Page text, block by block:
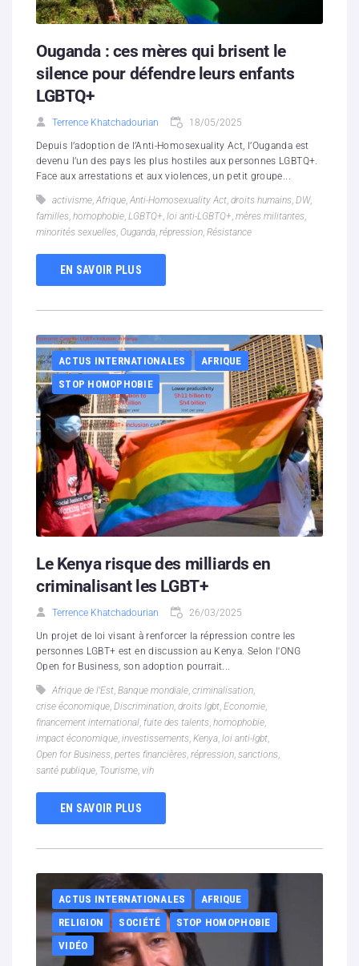
Ouganda : ces mères qui brisent le
silence pour défendre leurs enfants
LGBTQ+
Terrence Khatchadourian 18/05/2025
Depuis l’adoption de l’Anti-Homosexuality Act, l’Ouganda est
devenu l’un des pays les plus hostiles aux personnes LGBTQ+.
Face aux arrestations et aux violences, un petit groupe...
activisme, Afrique, Anti-Homosexuality Act, droits humains, DW,
familles, homophobie, LGBTQ+, loi anti-LGBTQ+, mères militantes,
minorités sexuelles, Ouganda, répression, Résistance
EN SAVOIR PLUS
ACTUS INTERNATIONALES
AFRIQUE
STOP HOMOPHOBIE
Le Kenya risque des milliards en
criminalisant les LGBT+
Terrence Khatchadourian 26/03/2025
Un projet de loi visant à renforcer la répression contre les
personnes LGBT+ est en discussion au Kenya. Selon l'ONG
Open for Business, son adoption pourrait...
Afrique de l'Est, Banque mondiale, criminalisation,
crise économique, Discrimination, droits lgbt, Economie,
financement international, fuite des talents, homophobie,
impact économique, investissements, Kenya, loi anti-lgbt,
Open for Business, pertes financières, répression, sanctions,
santé publique, Tourisme, vih
EN SAVOIR PLUS
ACTUS INTERNATIONALES
AFRIQUE
RELIGION
SOCIÉTÉ
STOP HOMOPHOBIE
VIDÉO